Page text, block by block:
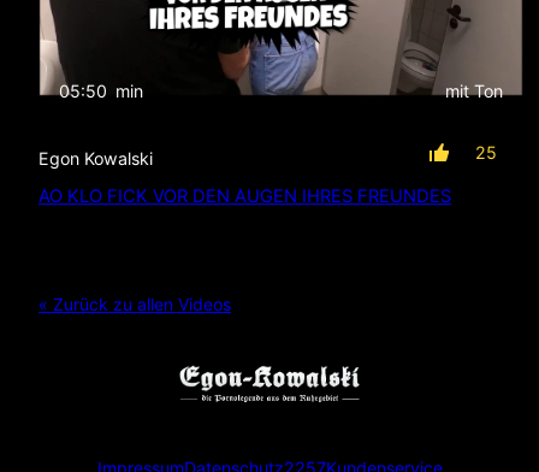
05:50 min mit Ton
Egon Kowalski 25
AO KLO FICK VOR DEN AUGEN IHRES FREUNDES
« Zurück zu allen Videos